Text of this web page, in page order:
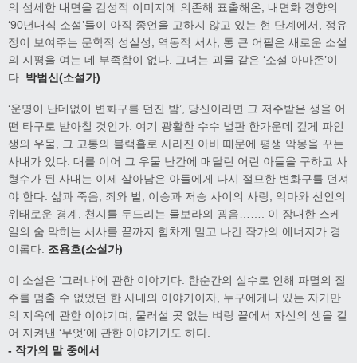
의 섬세한 내면을 감성적 이미지에 의존해 표출해온, 내면화 경향의
‘90년대식 소설’들이 아직 종언을 고하지 않고 있는 현 단계에서, 정유
정이 보여주는 문학적 성실성, 역동적 서사, 통 큰 어필은 새로운 소설
의 지평을 여는 데 부족함이 없다. 그녀는 괴물 같은 ‘소설 아마존’이
다. 박범신(소설가)
‘운명이 난데없이 변화구를 던진 밤’, 당신이라면 그 저주받은 생을 어
떤 타구로 받아칠 것인가. 여기 광활한 수수 벌판 한가운데 깊게 파인
생의 우물, 그 고통의 블랙홀로 사라진 아비 때문에 평생 악몽을 꾸는
사내가 있다. 대를 이어 그 우물 난간에 매달린 어린 아들을 구하고 사
형수가 된 사내는 이제 살아남은 아들에게 다시 절묘한 변화구를 던져
야 한다. 삶과 죽음, 죄와 벌, 이승과 저승 사이의 사랑, 악마와 선인의
위태로운 경계, 천지를 두드리는 물보라의 굉음……. 이 장대한 스케
일의 숨 막히는 서사를 끝까지 힘차게 밀고 나간 작가의 에너지가 경
이롭다. 조용호(소설가)
이 소설은 ‘그러나’에 관한 이야기다. 한순간의 실수로 인해 파멸의 질
주를 멈출 수 없었던 한 사내의 이야기이자, 누구에게나 있는 자기만
의 지옥에 관한 이야기며, 물러설 곳 없는 벼랑 끝에서 자신의 생을 걸
어 지켜낸 ‘무엇’에 관한 이야기기도 하다.
- 작가의 말 중에서